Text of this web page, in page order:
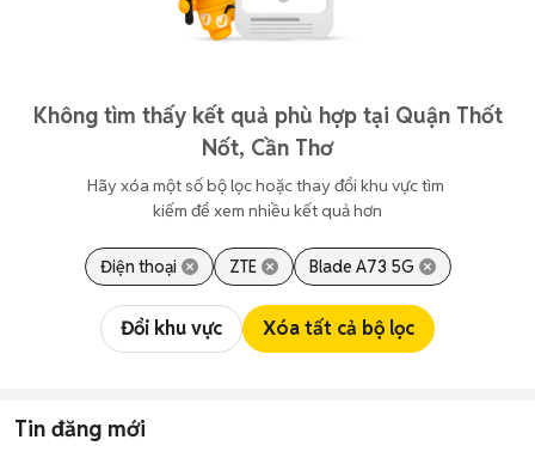
Không tìm thấy kết quả phù hợp tại Quận Thốt
Nốt, Cần Thơ
Hãy xóa một số bộ lọc hoặc thay đổi khu vực tìm
kiếm để xem nhiều kết quả hơn
Điện thoại ZTE Blade A73 5G
Đổi khu vực Xóa tất cả bộ lọc
Tin đăng mới